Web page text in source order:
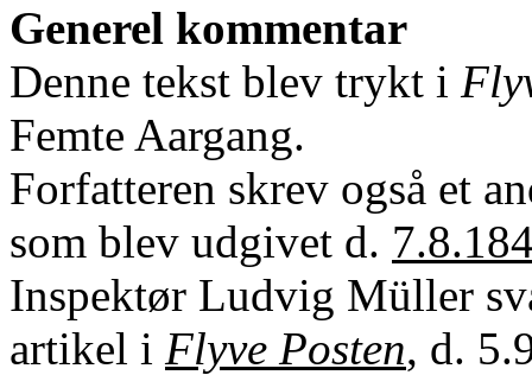
Generel kommentar
Denne tekst blev trykt i
Femte Aargang.
Forfatteren skrev også et
som blev udgivet d.
Inspektør Ludvig Müller
artikel i Flyve Posten, d.